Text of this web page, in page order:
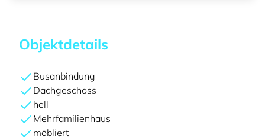
Objektdetails
Busanbindung
Dachgeschoss
hell
Mehrfamilienhaus
möbliert